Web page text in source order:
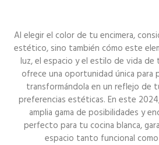
Al elegir el color de tu encimera,
estético, sino también cómo este
luz, el espacio y el estilo de vida de
ofrece una oportunidad única para
transformándola en un reflejo de
preferencias estéticas. En este
amplia gama de posibilidades y
perfecto para tu cocina blanca,
espacio tanto funcional